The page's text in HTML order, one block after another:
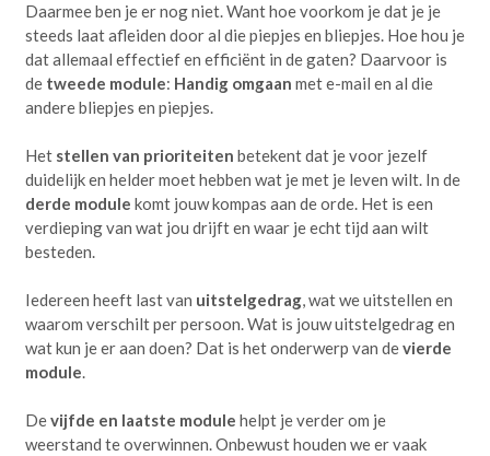
Daarmee ben je er nog niet. Want hoe voorkom je dat je je
steeds laat afleiden door al die piepjes en bliepjes. Hoe hou je
dat allemaal effectief en efficiënt in de gaten? Daarvoor is
de tweede module: Handig omgaan met e-mail en al die
andere bliepjes en piepjes.
Het stellen van prioriteiten betekent dat je voor jezelf
duidelijk en helder moet hebben wat je met je leven wilt. In de
derde module komt jouw kompas aan de orde. Het is een
verdieping van wat jou drijft en waar je echt tijd aan wilt
besteden.
Iedereen heeft last van uitstelgedrag, wat we uitstellen en
waarom verschilt per persoon. Wat is jouw uitstelgedrag en
wat kun je er aan doen? Dat is het onderwerp van devierde
module.
Devijfde en laatste module helpt je verder om je
weerstand te overwinnen. Onbewust houden we er vaak